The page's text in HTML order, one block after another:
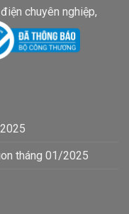
chuyên nghiệp,
tháng 01/2025